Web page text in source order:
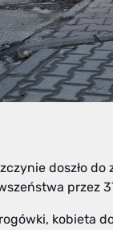
doszło
przez
kobieta